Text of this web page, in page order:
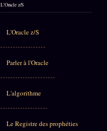
L'Oracle z/S
L'Oracle z/S
Parler à l'Oracle
L'algorithme
Le Registre des prophéties